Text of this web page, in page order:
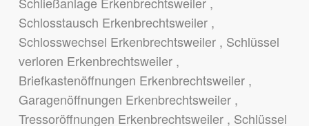
Schlosstausch Erkenbrechtsweiler ,
Schlosswechsel Erkenbrechtsweiler , Schlüssel
verloren Erkenbrechtsweiler ,
Briefkastenöffnungen Erkenbrechtsweiler ,
Garagenöffnungen Erkenbrechtsweiler ,
Tressoröffnungen Erkenbrechtsweiler , Schlüssel